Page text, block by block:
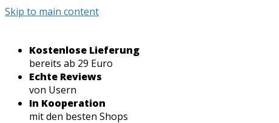
Skip to main content
Kostenlose Lieferung
bereits ab 29 Euro
Echte Reviews
von Usern
In Kooperation
mit den besten Shops